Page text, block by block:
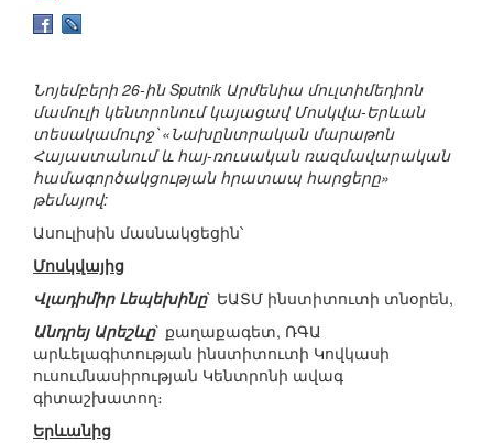
Նոյեմբերի 26-ին Sputnik Արմենիա մուլտիմեդիոն
մամուլի կենտրոնում կայացավ Մոսկվա-Երևան
տեսակամուրջ՝ «Նախընտրական մարաթոն
Հայաստանում և հայ-ռուսական ռազմավարական
համագործակցության հրատապ հարցերը»
թեմայով:
Ասուլիսին մասնակցեցին՝
Մոսկվայից
Վլադիմիր Լեպեխինը` ԵԱՏՄ ինստիտուտի տնօրեն,
Անդրեյ Արեշևը` քաղաքագետ, ՌԳԱ
արևելագիտության ինստիտուտի Կովկասի
ուսումնասիրության Կենտրոնի ավագ
գիտաշխատող։
Երևանից